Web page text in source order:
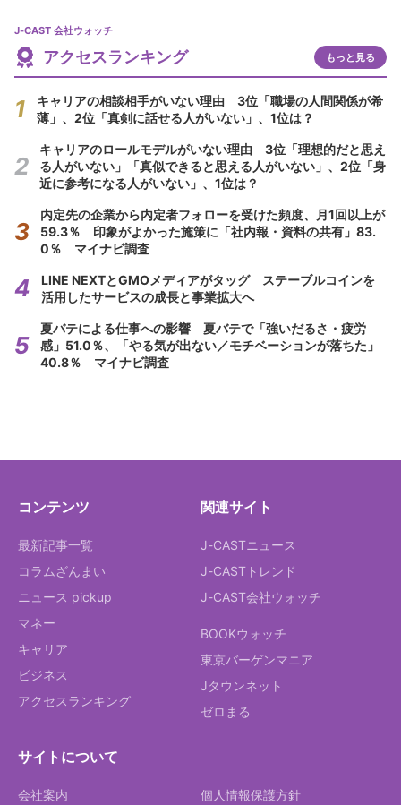
J-CAST 会社ウォッチ
アクセスランキング もっと見る
キャリアの相談相手がいない理由 3位「職場の人間関係が希
薄」、2位「真剣に話せる人がいない」、1位は？
キャリアのロールモデルがいない理由 3位「理想的だと思え
る人がいない」「真似できると思える人がいない」、2位「身
近に参考になる人がいない」、1位は？
内定先の企業から内定者フォローを受けた頻度、月1回以上が
59.3％ 印象がよかった施策に「社内報・資料の共有」83.
0％ マイナビ調査
LINE NEXTとGMOメディアがタッグ ステーブルコインを
活用したサービスの成長と事業拡大へ
夏バテによる仕事への影響 夏バテで「強いだるさ・疲労
感」51.0％、「やる気が出ない／モチベーションが落ちた」
40.8％ マイナビ調査
コンテンツ
最新記事一覧
コラムざんまい
ニュース pickup
マネー
キャリア
ビジネス
アクセスランキング
関連サイト
J-CASTニュース
J-CASTトレンド
J-CAST会社ウォッチ
BOOKウォッチ
東京バーゲンマニア
Jタウンネット
ゼロまる
サイトについて
会社案内 個人情報保護方針